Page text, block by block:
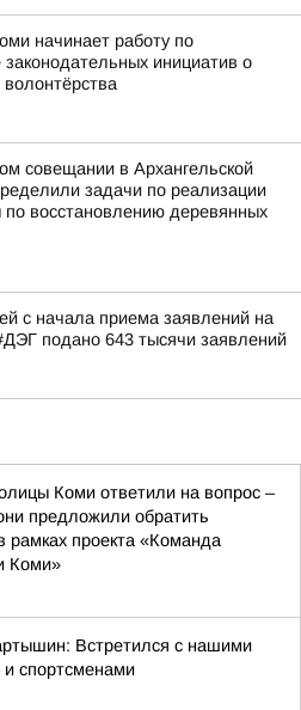
начинает работу по
законодательных инициатив о
совещании в Архангельской
задачи по реализации
по восстановлению деревянных
с начала приема заявлений на
подано 643 тысячи заявлений
Коми ответили на вопрос –
предложили обратить
рамках проекта «Команда
Коми»
Встретился с нашими
спортсменами